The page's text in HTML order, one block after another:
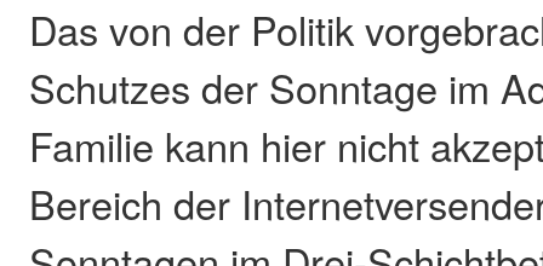
Das von der Politik
Schutzes der Sonntage im
Familie kann hier nicht
Bereich der